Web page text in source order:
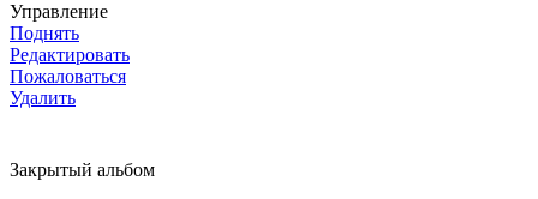
Управление
Поднять
Редактировать
Пожаловаться
Удалить
Закрытый альбом